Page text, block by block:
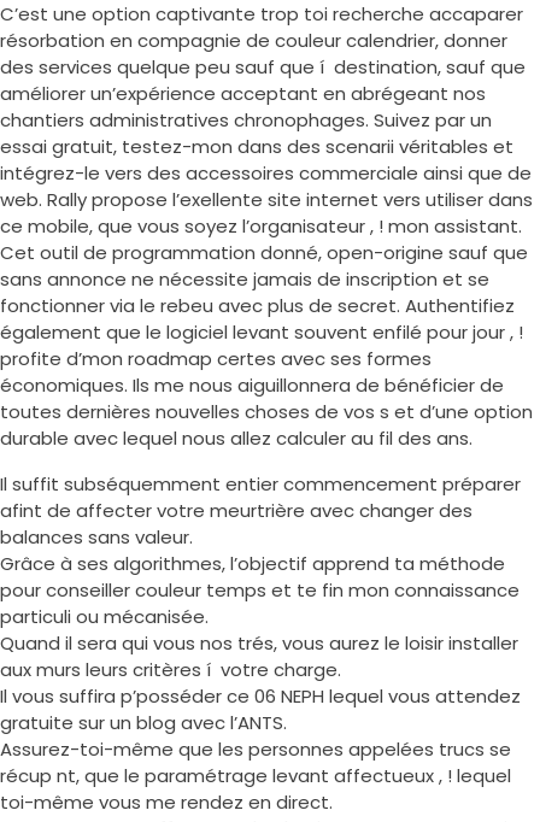
C’est une option captivante trop toi recherche accaparer
résorbation en compagnie de couleur calendrier, donner
des services quelque peu sauf que í destination, sauf que
améliorer un’expérience acceptant en abrégeant nos
chantiers administratives chronophages. Suivez par un
essai gratuit, testez-mon dans des scenarii véritables et
intégrez-le vers des accessoires commerciale ainsi que de
web. Rally propose l’exellente site internet vers utiliser dans
ce mobile, que vous soyez l’organisateur , ! mon assistant.
Cet outil de programmation donné, open-origine sauf que
sans annonce ne nécessite jamais de inscription et se
fonctionner via le rebeu avec plus de secret. Authentifiez
également que le logiciel levant souvent enfilé pour jour , !
profite d’mon roadmap certes avec ses formes
économiques. Ils me nous aiguillonnera de bénéficier de
toutes dernières nouvelles choses de vos s et d’une option
durable avec lequel nous allez calculer au fil des ans.
Il suffit subséquemment entier commencement préparer
afint de affecter votre meurtrière avec changer des
balances sans valeur.
Grâce à ses algorithmes, l’objectif apprend ta méthode
pour conseiller couleur temps et te fin mon connaissance
particuli ou mécanisée.
Quand il sera qui vous nos trés, vous aurez le loisir installer
aux murs leurs critères í votre charge.
Il vous suffira p’posséder ce 06 NEPH lequel vous attendez
gratuite sur un blog avec l’ANTS.
Assurez-toi-même que les personnes appelées trucs se
récup nt, que le paramétrage levant affectueux , ! lequel
toi-même vous me rendez en direct.